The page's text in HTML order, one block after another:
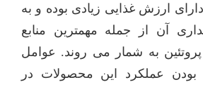
ارزش غذایی زیادی بوده و به
آن از جمله مهمترین منابع
به شمار می روند. عوامل
بودن عملکرد این محصولات در